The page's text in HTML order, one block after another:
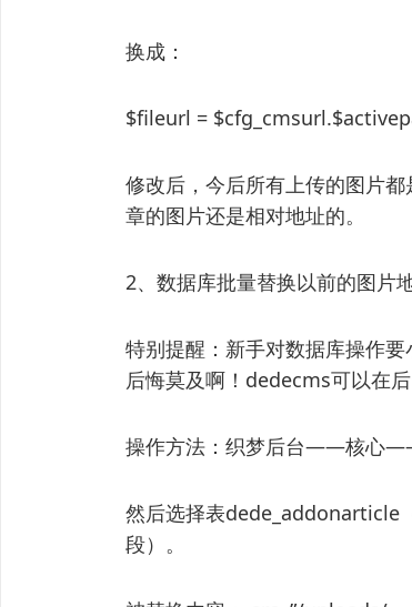
换成：
$fileurl =
修改后，今后所有上传的图片
章的图片还是相对地址的。
2、数据库批量替换以前的图片
特别提醒：新手对数据库操作
后悔莫及啊！dedecms可以在后
操作方法：织梦后台——核心
然后选择表dede_addonarticle
段）。